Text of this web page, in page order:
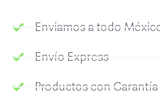
Enviamos a todo
Envío Express
Productos con Garantía